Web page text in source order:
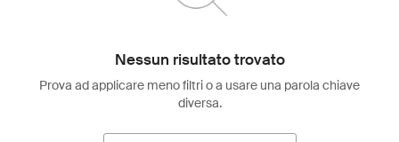
Nessun risultato trovato
Prova ad applicare meno filtri o a usare una parola chiave
diversa.